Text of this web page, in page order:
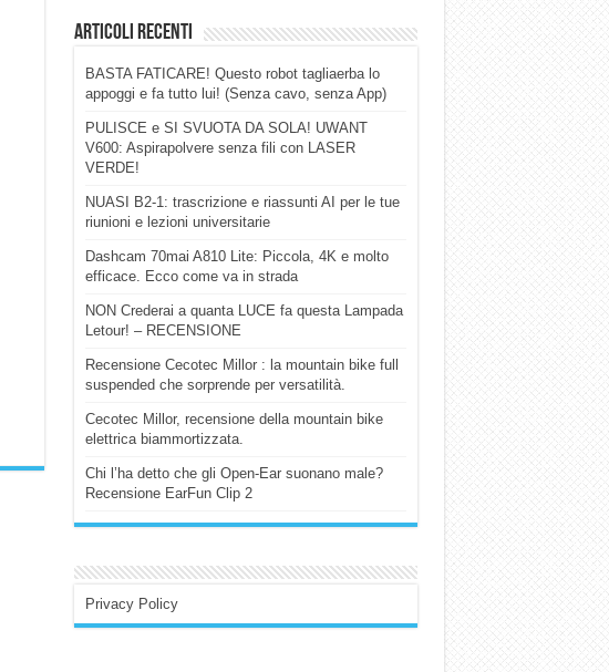
Articoli Recenti
BASTA FATICARE! Questo robot tagliaerba lo
appoggi e fa tutto lui! (Senza cavo, senza App)
PULISCE e SI SVUOTA DA SOLA! UWANT
V600: Aspirapolvere senza fili con LASER
VERDE!
NUASI B2-1: trascrizione e riassunti AI per le tue
riunioni e lezioni universitarie
Dashcam 70mai A810 Lite: Piccola, 4K e molto
efficace. Ecco come va in strada
NON Crederai a quanta LUCE fa questa Lampada
Letour! – RECENSIONE
Recensione Cecotec Millor : la mountain bike full
suspended che sorprende per versatilità.
Cecotec Millor, recensione della mountain bike
elettrica biammortizzata.
Chi l’ha detto che gli Open-Ear suonano male?
Recensione EarFun Clip 2
Privacy Policy